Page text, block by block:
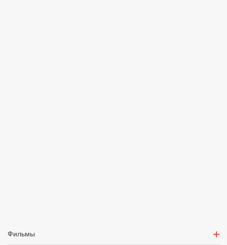
Фильмы